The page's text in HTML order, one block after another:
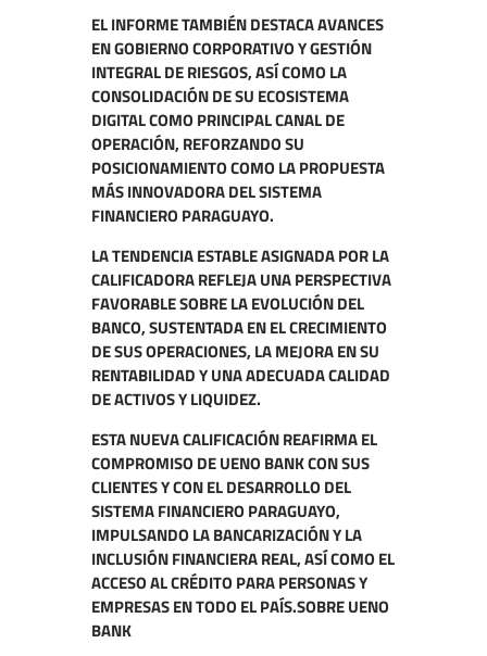
EL INFORME TAMBIÉN DESTACA AVANCES
EN GOBIERNO CORPORATIVO Y GESTIÓN
INTEGRAL DE RIESGOS, ASÍ COMO LA
CONSOLIDACIÓN DE SU ECOSISTEMA
DIGITAL COMO PRINCIPAL CANAL DE
OPERACIÓN, REFORZANDO SU
POSICIONAMIENTO COMO LA PROPUESTA
MÁS INNOVADORA DEL SISTEMA
FINANCIERO PARAGUAYO.
LA TENDENCIA ESTABLE ASIGNADA POR LA
CALIFICADORA REFLEJA UNA PERSPECTIVA
FAVORABLE SOBRE LA EVOLUCIÓN DEL
BANCO, SUSTENTADA EN EL CRECIMIENTO
DE SUS OPERACIONES, LA MEJORA EN SU
RENTABILIDAD Y UNA ADECUADA CALIDAD
DE ACTIVOS Y LIQUIDEZ.
ESTA NUEVA CALIFICACIÓN REAFIRMA EL
COMPROMISO DE UENO BANK CON SUS
CLIENTES Y CON EL DESARROLLO DEL
SISTEMA FINANCIERO PARAGUAYO,
IMPULSANDO LA BANCARIZACIÓN Y LA
INCLUSIÓN FINANCIERA REAL, ASÍ COMO EL
ACCESO AL CRÉDITO PARA PERSONAS Y
EMPRESAS EN TODO EL PAÍS.SOBRE UENO
BANK